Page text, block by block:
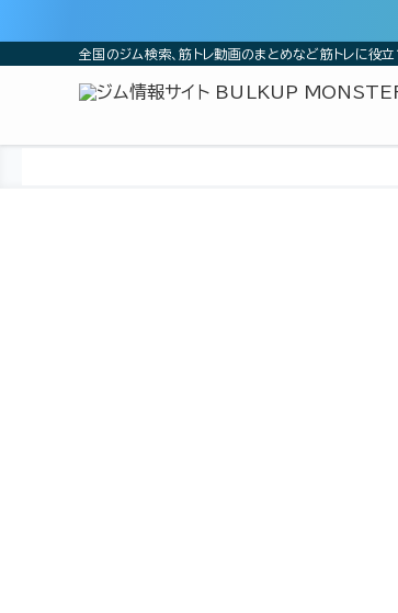
全国のジム検索、筋トレ動画のまとめなど筋トレに役